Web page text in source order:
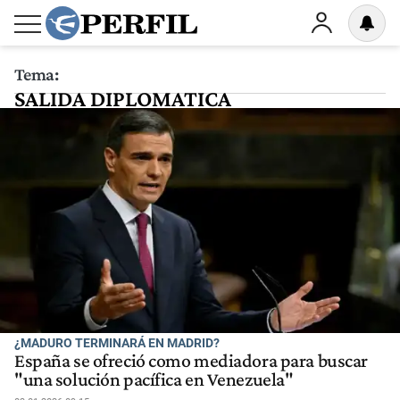
Tema:
SALIDA DIPLOMATICA
¿MADURO TERMINARÁ EN MADRID?
España se ofreció como mediadora para buscar
"una solución pacífica en Venezuela"